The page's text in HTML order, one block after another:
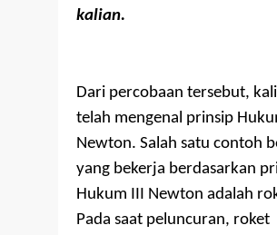
kalian.
Dari percobaan tersebut,
telah mengenal prinsip
Newton. Salah satu contoh
yang bekerja berdasarkan
Hukum III Newton adalah
Pada saat peluncuran, roket